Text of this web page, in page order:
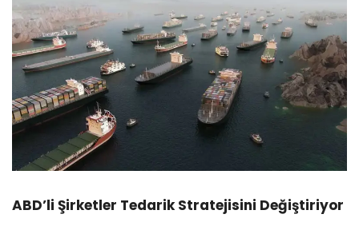
ABD’li Şirketler Tedarik Stratejisini Değiştiriyor